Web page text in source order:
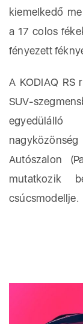
kiemelkedő
a 17 colos
fényezett
A KODIAQ RS
SUV-
Autószalon
mutatkozik
csúcsmodellje.